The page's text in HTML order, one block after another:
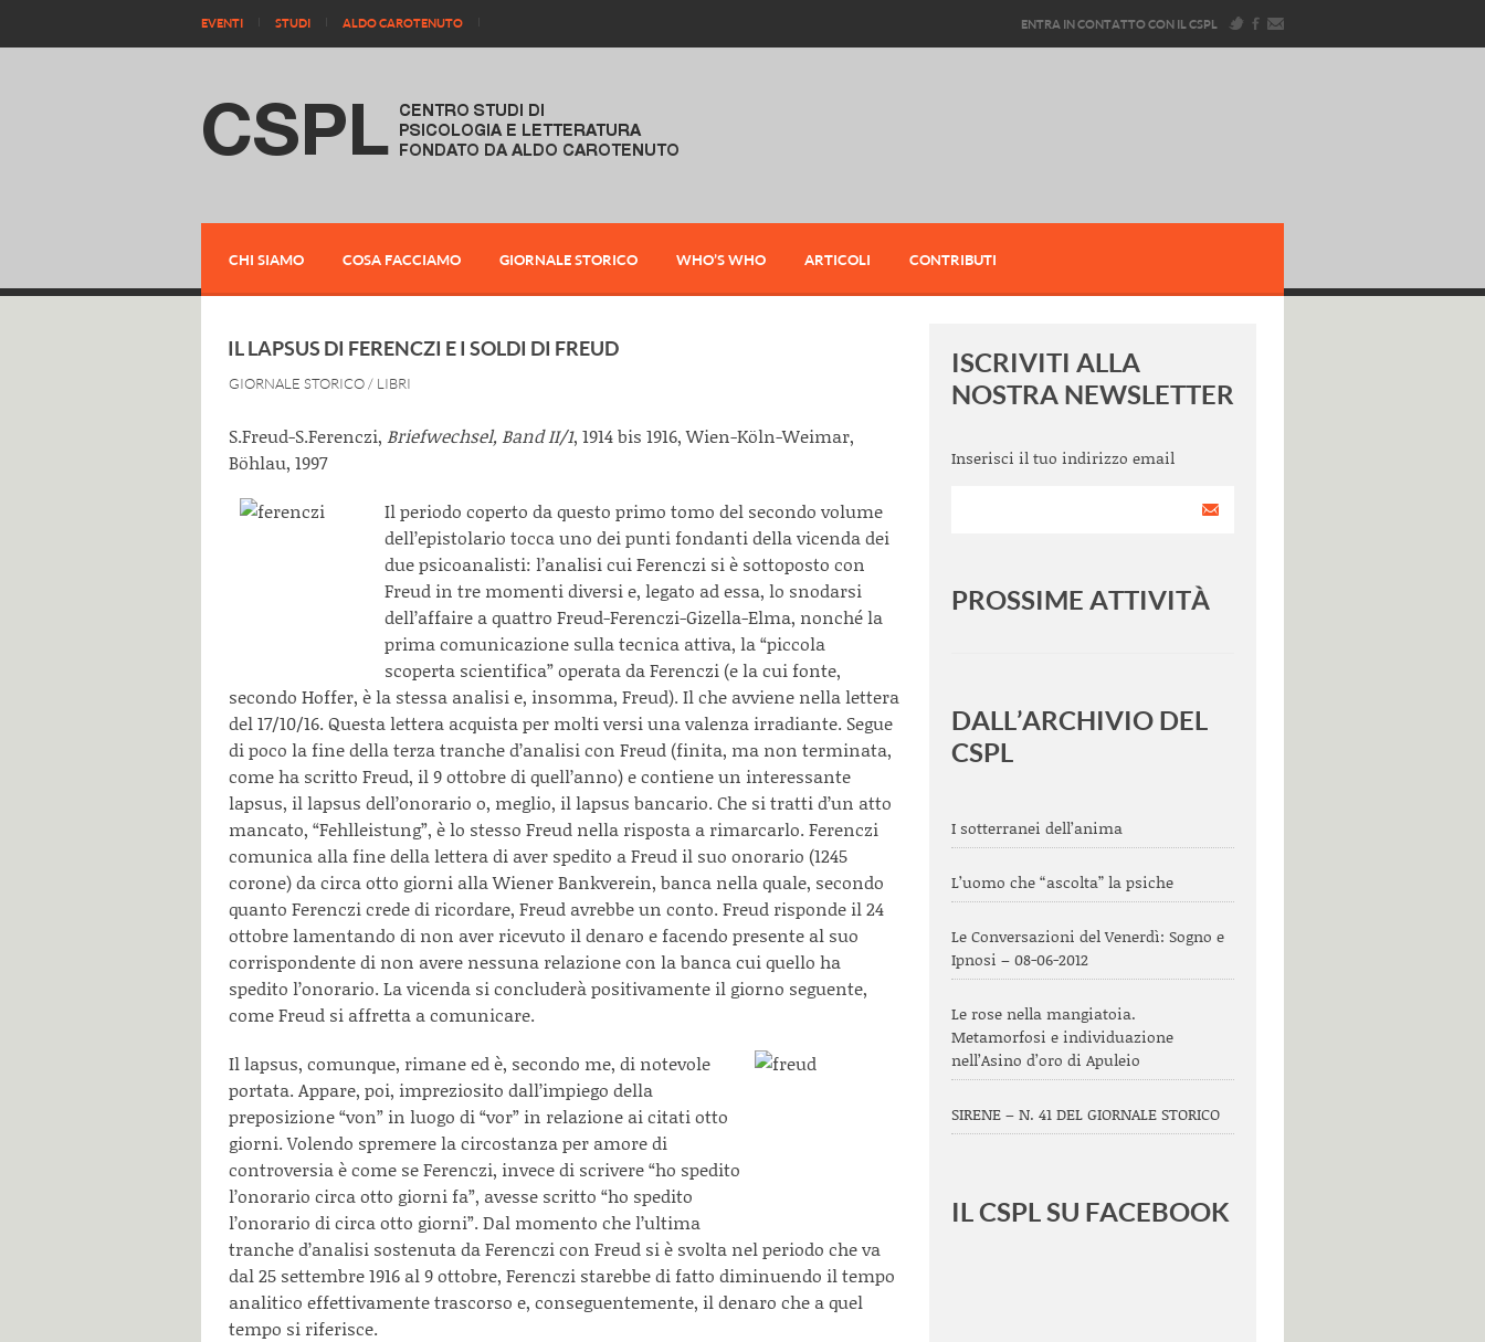
EVENTI STUDI ALDO CAROTENUTO ENTRA IN CONTATTO CON IL CSPL
CHI SIAMO COSA FACCIAMO GIORNALE STORICO WHO’S WHO ARTICOLI CONTRIBUTI
IL LAPSUS DI FERENCZI E I SOLDI DI FREUD
GIORNALE STORICO / LIBRI
S.Freud-S.Ferenczi, Briefwechsel, Band II/1, 1914 bis 1916, Wien-Köln-Weimar,
Böhlau, 1997
Il periodo coperto da questo primo tomo del secondo volume
dell’epistolario tocca uno dei punti fondanti della vicenda dei
due psicoanalisti: l’analisi cui Ferenczi si è sottoposto con
Freud in tre momenti diversi e, legato ad essa, lo snodarsi
dell’affaire a quattro Freud-Ferenczi-Gizella-Elma, nonché la
prima comunicazione sulla tecnica attiva, la “piccola
scoperta scientifica” operata da Ferenczi (e la cui fonte,
secondo Hoffer, è la stessa analisi e, insomma, Freud). Il che avviene nella lettera
del 17/10/16. Questa lettera acquista per molti versi una valenza irradiante. Segue
di poco la fine della terza tranche d’analisi con Freud (finita, ma non terminata,
come ha scritto Freud, il 9 ottobre di quell’anno) e contiene un interessante
lapsus, il lapsus dell’onorario o, meglio, il lapsus bancario. Che si tratti d’un atto
mancato, “Fehlleistung”, è lo stesso Freud nella risposta a rimarcarlo. Ferenczi
comunica alla fine della lettera di aver spedito a Freud il suo onorario (1245
corone) da circa otto giorni alla Wiener Bankverein, banca nella quale, secondo
quanto Ferenczi crede di ricordare, Freud avrebbe un conto. Freud risponde il 24
ottobre lamentando di non aver ricevuto il denaro e facendo presente al suo
corrispondente di non avere nessuna relazione con la banca cui quello ha
spedito l’onorario. La vicenda si concluderà positivamente il giorno seguente,
come Freud si affretta a comunicare.
Il lapsus, comunque, rimane ed è, secondo me, di notevole
portata. Appare, poi, impreziosito dall’impiego della
preposizione “von” in luogo di “vor” in relazione ai citati otto
giorni. Volendo spremere la circostanza per amore di
controversia è come se Ferenczi, invece di scrivere “ho spedito
l’onorario circa otto giorni fa”, avesse scritto “ho spedito
l’onorario di circa otto giorni”. Dal momento che l’ultima
tranche d’analisi sostenuta da Ferenczi con Freud si è svolta nel periodo che va
dal 25 settembre 1916 al 9 ottobre, Ferenczi starebbe di fatto diminuendo il tempo
analitico effettivamente trascorso e, conseguentemente, il denaro che a quel
tempo si riferisce.
ISCRIVITI ALLA
NOSTRA NEWSLETTER
Inserisci il tuo indirizzo email
PROSSIME ATTIVITÀ
DALL’ARCHIVIO DEL
CSPL
I sotterranei dell’anima
L’uomo che “ascolta” la psiche
Le Conversazioni del Venerdì: Sogno e
Ipnosi – 08-06-2012
Le rose nella mangiatoia.
Metamorfosi e individuazione
nell’Asino d’oro di Apuleio
SIRENE – N. 41 DEL GIORNALE STORICO
IL CSPL SU FACEBOOK